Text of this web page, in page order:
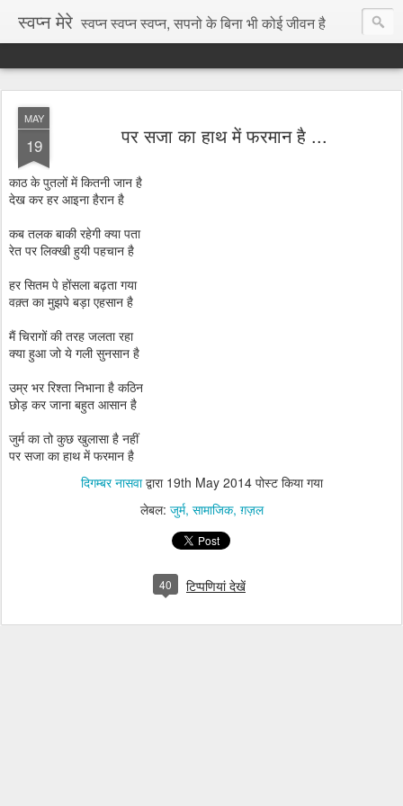
स्वप्न मेरे स्वप्न स्वप्न स्वप्न, सपनो के बिना भी कोई जीवन है
MAY
19 पर सजा का हाथ में फरमान है ...
काठ के पुतलों में कितनी जान है
देख कर हर आइना हैरान है
कब तलक बाकी रहेगी क्या पता
रेत पर लिक्खी हुयी पहचान है
हर सितम पे होंसला बढ़ता गया
वक़्त का मुझपे बड़ा एहसान है
मैं चिरागों की तरह जलता रहा
क्या हुआ जो ये गली सुनसान है
उम्र भर रिश्ता निभाना है कठिन
छोड़ कर जाना बहुत आसान है
जुर्म का तो कुछ खुलासा है नहीं
पर सजा का हाथ में फरमान है
दिगम्बर नासवाद्वारा 19th May 2014पोस्ट किया गया
लेबल: जुर्म सामाजिक ग़ज़ल
40 टिप्पणियां देखें